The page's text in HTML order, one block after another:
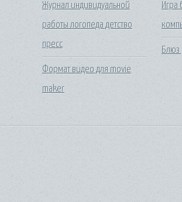
Журнал индивидуальной
работы логопеда детство
пресс
Формат видео для movie
maker
Игра
Блюз